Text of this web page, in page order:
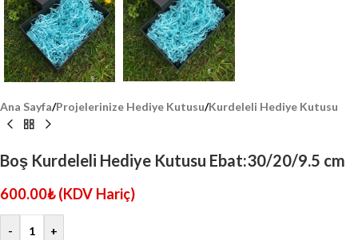
Ana Sayfa/Projelerinize Hediye Kutusu/Kurdeleli Hediye Kutusu
Boş Kurdeleli Hediye Kutusu Ebat:30/20/9.5 cm
600.00₺ (KDV Hariç)
- +